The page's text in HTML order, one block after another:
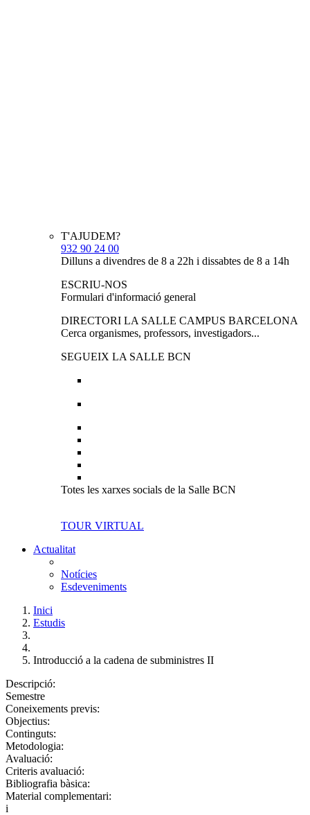
T'AJUDEM?
932 90 24 00
Dilluns a divendres de 8 a 22h i dissabtes de 8 a 14h
ESCRIU-NOS
Formulari d'informació general
DIRECTORI LA SALLE CAMPUS BARCELONA
Cerca organismes, professors, investigadors...
SEGUEIX LA SALLE BCN
Totes les xarxes socials de la Salle BCN
TOUR VIRTUAL
Actualitat
Notícies
Esdeveniments
Inici
Estudis
Introducció a la cadena de subministres II
Descripció:
Semestre
Coneixements previs:
Objectius:
Continguts:
Metodologia:
Avaluació:
Criteris avaluació:
Bibliografia bàsica:
Material complementari:
i